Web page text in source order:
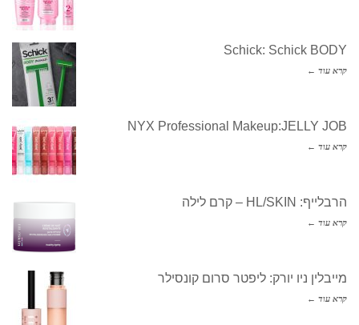
Schick: Schick BODY
קרא עוד ←
NYX Professional Makeup:JELLY JOB
קרא עוד ←
הרבלייף: HL/SKIN – קרם לילה
קרא עוד ←
מייבלין ניו יורק: ליפטר סרום קונסילר
קרא עוד ←